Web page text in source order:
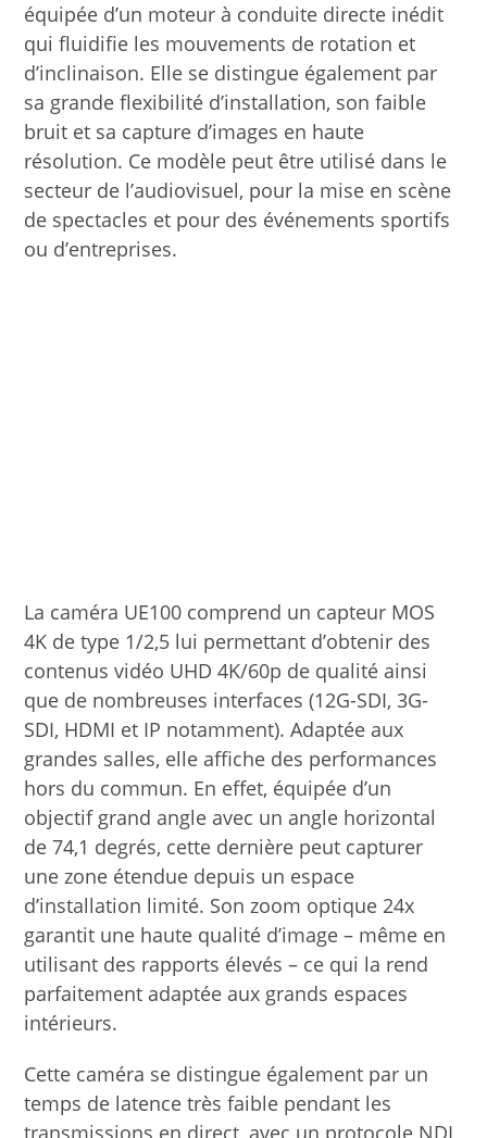
équipée d’un moteur à conduite directe inédit
qui fluidifie les mouvements de rotation et
d’inclinaison. Elle se distingue également par
sa grande flexibilité d’installation, son faible
bruit et sa capture d’images en haute
résolution. Ce modèle peut être utilisé dans le
secteur de l’audiovisuel, pour la mise en scène
de spectacles et pour des événements sportifs
ou d’entreprises.
d’installation limité. Son zoom optique 24x
garantit une haute qualité d’image – même en
utilisant des rapports élevés – ce qui la rend
parfaitement adaptée aux grands espaces
intérieurs.
Cette caméra se distingue également par un
temps de latence très faible pendant les
transmissions en direct, avec un protocole NDI
à bande passante élevée lui permettant de
transmettre des contenus 4K/60p à une vitesse
d’environ 250 Mbit/s et des contenus Full HD à
près de 100 Mbit/s, le tout via un seul câble
LAN. Elle intègre en outre le protocole
NDI®|HX à haute efficacité et faible bande
vidéo à un débit minimal. Enfin, le protocole
Secure Reliable Transport (SRT) garantit une